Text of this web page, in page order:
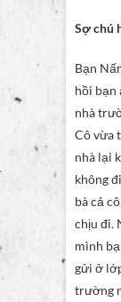
Sợ chú
Bạn
hồi bạn
nhà
Cô vừa
nhà lại
không
bà cả
chịu đi.
mình
gửi ở
trường